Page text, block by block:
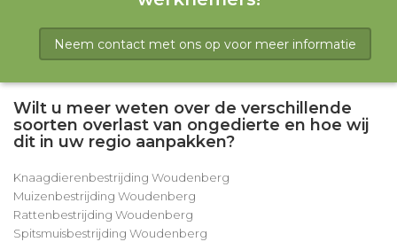
Neem contact met ons op voor meer informatie
Wilt u meer weten over de verschillende
soorten overlast van ongedierte en hoe wij
dit in uw regio aanpakken?
Knaagdierenbestrijding Woudenberg
Muizenbestrijding Woudenberg
Rattenbestrijding Woudenberg
Spitsmuisbestrijding Woudenberg